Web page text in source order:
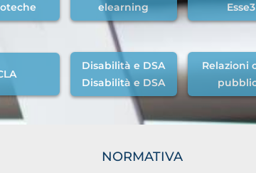
elearning
Esse3
Disabilità e DSA
Disabilità e DSA
Relazioni
NORMATIVA